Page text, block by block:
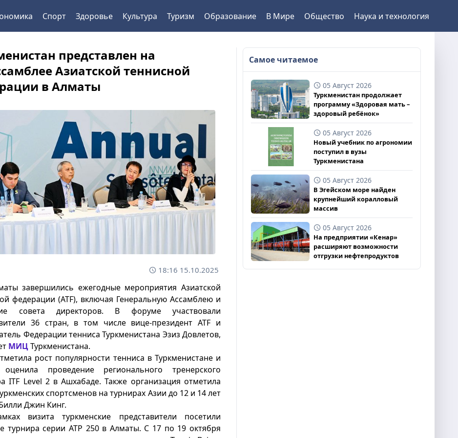
Спорт Здоровье Культура Туризм Образование В Мире Общество Наука и технология
представлен на
Азиатской теннисной
в Алматы
18:16 15.10.2025
завершились ежегодные мероприятия Азиатской
федерации (ATF), включая Генеральную Ассамблею и
совета директоров. В форуме участвовали
36 стран, в том числе вице-президент ATF и
Федерации тенниса Туркменистана Эзиз Довлетов,
МИЦТуркменистана.
рост популярности тенниса в Туркменистане и
проведение регионального тренерского
ITF Level 2 в Ашхабаде. Также организация отметила
спортсменов на турнирах Азии до 12 и 14 лет
Джин Кинг.
визита туркменские представители посетили
турнира серии ATP 250 в Алматы. С 17 по 19 октября
Самое читаемое
05 Август 2026
Туркменистан продолжает
программу «Здоровая мать –
здоровый ребёнок»
05 Август 2026
Новый учебник по агрономии
поступил в вузы
Туркменистана
05 Август 2026
В Эгейском море найден
крупнейший коралловый
массив
05 Август 2026
На предприятии «Кенар»
расширяют возможности
отгрузки нефтепродуктов